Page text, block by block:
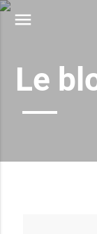
menu
Le